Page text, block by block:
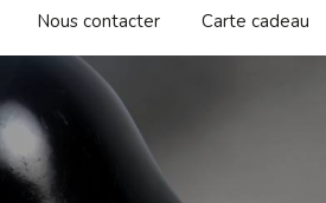
Nous contacter Carte cadeau